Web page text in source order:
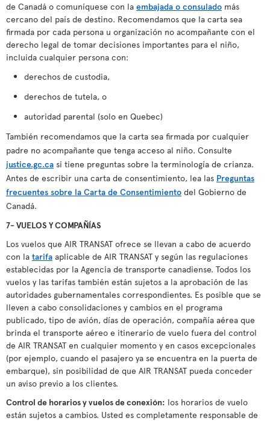
de Canadá o comuníquese con la embajada o consulado más
cercano del país de destino. Recomendamos que la carta sea
firmada por cada persona u organización no acompañante con el
derecho legal de tomar decisiones importantes para el niño,
incluida cualquier persona con:
derechos de custodia,
derechos de tutela, o
autoridad parental (solo en Quebec)
También recomendamos que la carta sea firmada por cualquier
padre no acompañante que tenga acceso al niño. Consulte
justice.gc.ca si tiene preguntas sobre la terminología de crianza.
Antes de escribir una carta de consentimiento, lea las Preguntas
frecuentes sobre la Carta de Consentimiento del Gobierno de
Canadá.
7- VUELOS Y COMPAÑÍAS
Los vuelos que AIR TRANSAT ofrece se llevan a cabo de acuerdo
con la tarifa aplicable de AIR TRANSAT y según las regulaciones
establecidas por la Agencia de transporte canadiense. Todos los
vuelos y las tarifas también están sujetos a la aprobación de las
autoridades gubernamentales correspondientes. Es posible que se
lleven a cabo consolidaciones y cambios en el programa
publicado, tipo de avión, días de operación, compañía aérea que
brinda el transporte aéreo e itinerario de vuelo fuera del control
de AIR TRANSAT en cualquier momento y en casos excepcionales
(por ejemplo, cuando el pasajero ya se encuentra en la puerta de
embarque), sin posibilidad de que AIR TRANSAT pueda conceder
un aviso previo a los clientes.
Control de horarios y vuelos de conexión: los horarios de vuelo
están sujetos a cambios. Usted es completamente responsable de